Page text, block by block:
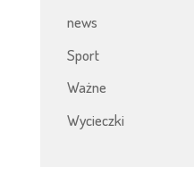
news
Sport
Ważne
Wycieczki